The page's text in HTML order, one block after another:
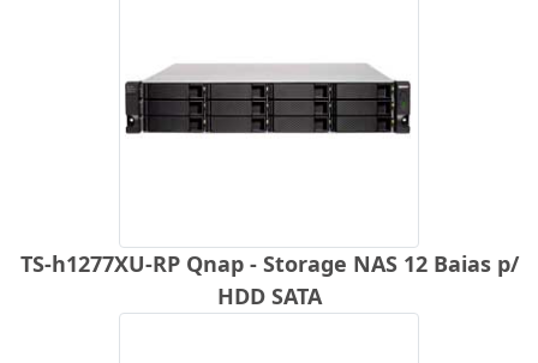
TS-h1277XU-RP Qnap - Storage NAS 12 Baias p/
HDD SATA